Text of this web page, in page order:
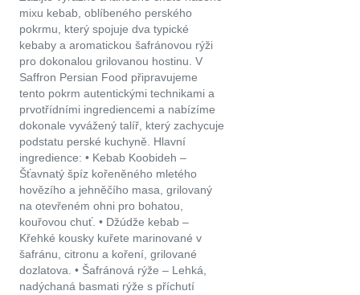
mixu kebab, oblíbeného perského
pokrmu, který spojuje dva typické
kebaby a aromatickou šafránovou rýži
pro dokonalou grilovanou hostinu. V
Saffron Persian Food připravujeme
tento pokrm autentickými technikami a
prvotřídními ingrediencemi a nabízíme
dokonale vyvážený talíř, který zachycuje
podstatu perské kuchyně. Hlavní
ingredience: • Kebab Koobideh –
Šťavnatý špíz kořeněného mletého
hovězího a jehněčího masa, grilovaný
na otevřeném ohni pro bohatou,
kouřovou chuť. • Džúdže kebab –
Křehké kousky kuřete marinované v
šafránu, citronu a koření, grilované
dozlatova. • Šafránová rýže – Lehká,
nadýchaná basmati rýže s příchutí